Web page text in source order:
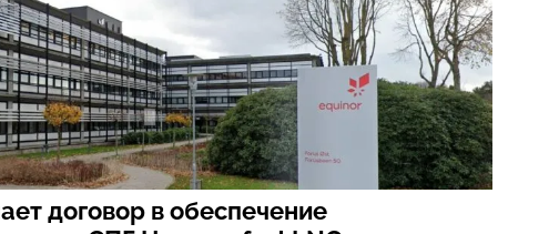
договор в обеспечение